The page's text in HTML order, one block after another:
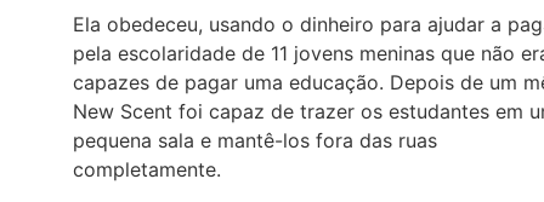
Ela obedeceu, usando o dinheiro para ajudar a
pela escolaridade de 11 jovens meninas que não
capazes de pagar uma educação. Depois de um
New Scent foi capaz de trazer os estudantes em
pequena sala e mantê-los fora das ruas
completamente.